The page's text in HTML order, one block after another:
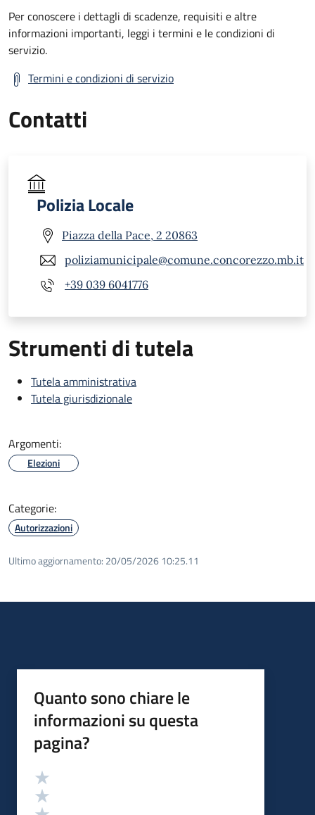
Per conoscere i dettagli di scadenze, requisiti e altre
informazioni importanti, leggi i termini e le condizioni di
servizio.
Termini e condizioni di servizio
Contatti
Polizia Locale
Piazza della Pace, 2 20863
poliziamunicipale@comune.concorezzo.mb.it
+39 039 6041776
Strumenti di tutela
Tutela amministrativa
Tutela giurisdizionale
Argomenti:
Elezioni
Categorie:
Autorizzazioni
Ultimo aggiornamento: 20/05/2026 10:25.11
Quanto sono chiare le
informazioni su questa
pagina?
Valutazione